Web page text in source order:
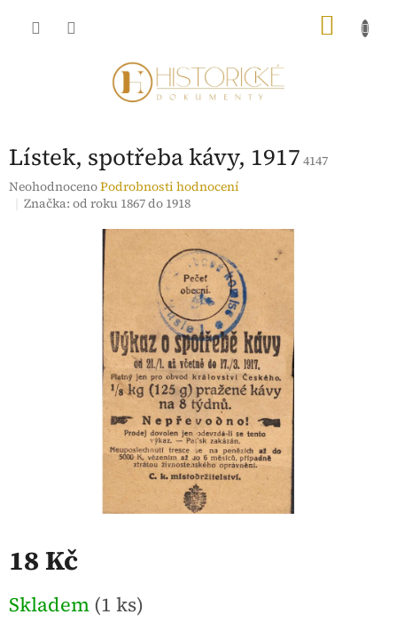
Lístek, spotřeba kávy, 1917 4147
Průměrné
hodnocení
NeohodnocenoPodrobnosti hodnocení
Značka:od roku 1867 do 1918
18 Kč
cena:
Skladem (1 ks)